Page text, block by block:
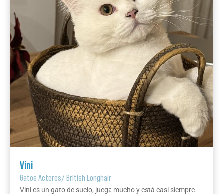
Vini
Gatos Actores/British Longhair
Vini es un gato de suelo, juega mucho y está casi siempre